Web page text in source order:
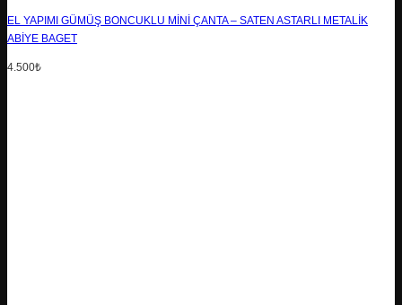
EL YAPIMI GÜMÜŞ BONCUKLU MINI ÇANTA – SATEN ASTARLI METALIK
ABIYE BAGET
4.500₺